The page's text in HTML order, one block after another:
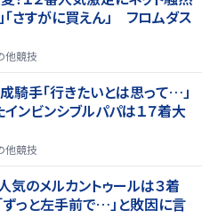
「さすがに買えん」 フロムダス
他競技
成騎手「行きたいとは思って…」
ンビンシブルパパは１７着大
他競技
人気のメルカントゥールは３着
っと左手前で…」と敗因に言